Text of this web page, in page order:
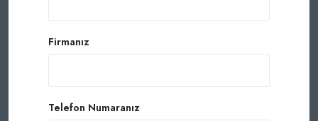
Firmanız
Telefon Numaranız